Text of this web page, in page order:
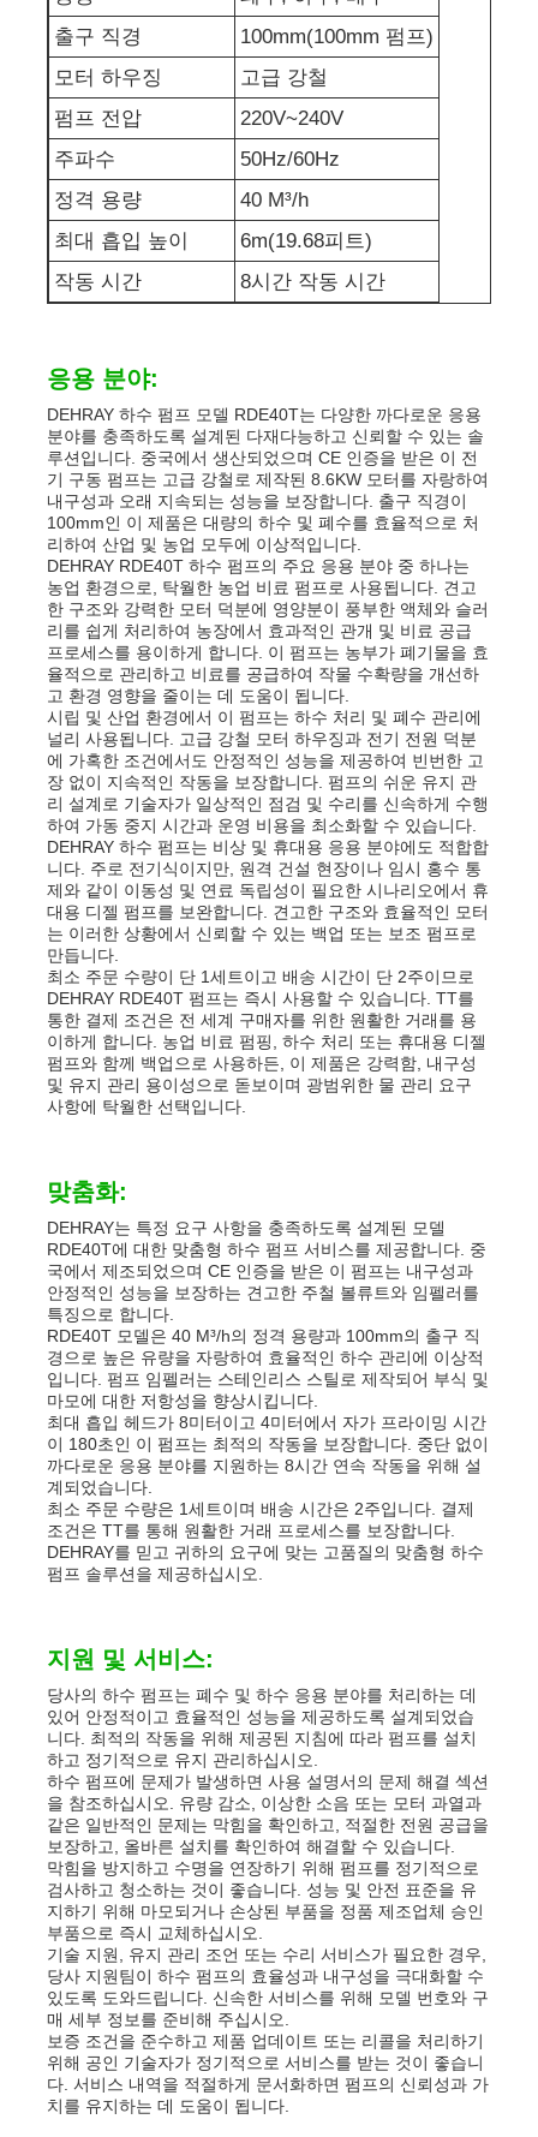
발전기 세트에 방음 장치를 하세요
가정용 생성기
덮개 발전기 세트
저소음 발생기
발전기 유지보수
용접 발전기 세트
발전기 디젤 엔진
하수 펌프
출구 직경
100mm(100mm 펌프)
모터 하우징
고급 강철
펌프 전압
220V~240V
주파수
50Hz/60Hz
정격 용량
40 M³/h
최대 흡입 높이
6m(19.68피트)
작동 시간
8시간 작동 시간
응용 분야:
DEHRAY 하수 펌프 모델 RDE40T는 다양한 까다로운 응용
분야를 충족하도록 설계된 다재다능하고 신뢰할 수 있는 솔
루션입니다. 중국에서 생산되었으며 CE 인증을 받은 이 전
기 구동 펌프는 고급 강철로 제작된 8.6KW 모터를 자랑하여
내구성과 오래 지속되는 성능을 보장합니다. 출구 직경이
100mm인 이 제품은 대량의 하수 및 폐수를 효율적으로 처
리하여 산업 및 농업 모두에 이상적입니다.
DEHRAY RDE40T 하수 펌프의 주요 응용 분야 중 하나는
농업 환경으로, 탁월한 농업 비료 펌프로 사용됩니다. 견고
한 구조와 강력한 모터 덕분에 영양분이 풍부한 액체와 슬러
리를 쉽게 처리하여 농장에서 효과적인 관개 및 비료 공급
프로세스를 용이하게 합니다. 이 펌프는 농부가 폐기물을 효
율적으로 관리하고 비료를 공급하여 작물 수확량을 개선하
고 환경 영향을 줄이는 데 도움이 됩니다.
시립 및 산업 환경에서 이 펌프는 하수 처리 및 폐수 관리에
널리 사용됩니다. 고급 강철 모터 하우징과 전기 전원 덕분
에 가혹한 조건에서도 안정적인 성능을 제공하여 빈번한 고
장 없이 지속적인 작동을 보장합니다. 펌프의 쉬운 유지 관
리 설계로 기술자가 일상적인 점검 및 수리를 신속하게 수행
하여 가동 중지 시간과 운영 비용을 최소화할 수 있습니다.
DEHRAY 하수 펌프는 비상 및 휴대용 응용 분야에도 적합합
니다. 주로 전기식이지만, 원격 건설 현장이나 임시 홍수 통
제와 같이 이동성 및 연료 독립성이 필요한 시나리오에서 휴
대용 디젤 펌프를 보완합니다. 견고한 구조와 효율적인 모터
는 이러한 상황에서 신뢰할 수 있는 백업 또는 보조 펌프로
만듭니다.
최소 주문 수량이 단 1세트이고 배송 시간이 단 2주이므로
DEHRAY RDE40T 펌프는 즉시 사용할 수 있습니다. TT를
통한 결제 조건은 전 세계 구매자를 위한 원활한 거래를 용
이하게 합니다. 농업 비료 펌핑, 하수 처리 또는 휴대용 디젤
펌프와 함께 백업으로 사용하든, 이 제품은 강력함, 내구성
및 유지 관리 용이성으로 돋보이며 광범위한 물 관리 요구
사항에 탁월한 선택입니다.
맞춤화:
DEHRAY는 특정 요구 사항을 충족하도록 설계된 모델
RDE40T에 대한 맞춤형 하수 펌프 서비스를 제공합니다. 중
국에서 제조되었으며 CE 인증을 받은 이 펌프는 내구성과
안정적인 성능을 보장하는 견고한 주철 볼류트와 임펠러를
특징으로 합니다.
RDE40T 모델은 40 M³/h의 정격 용량과 100mm의 출구 직
경으로 높은 유량을 자랑하여 효율적인 하수 관리에 이상적
입니다. 펌프 임펠러는 스테인리스 스틸로 제작되어 부식 및
마모에 대한 저항성을 향상시킵니다.
최대 흡입 헤드가 8미터이고 4미터에서 자가 프라이밍 시간
이 180초인 이 펌프는 최적의 작동을 보장합니다. 중단 없이
까다로운 응용 분야를 지원하는 8시간 연속 작동을 위해 설
계되었습니다.
최소 주문 수량은 1세트이며 배송 시간은 2주입니다. 결제
조건은 TT를 통해 원활한 거래 프로세스를 보장합니다.
DEHRAY를 믿고 귀하의 요구에 맞는 고품질의 맞춤형 하수
펌프 솔루션을 제공하십시오.
지원 및 서비스:
당사의 하수 펌프는 폐수 및 하수 응용 분야를 처리하는 데
있어 안정적이고 효율적인 성능을 제공하도록 설계되었습
니다. 최적의 작동을 위해 제공된 지침에 따라 펌프를 설치
하고 정기적으로 유지 관리하십시오.
하수 펌프에 문제가 발생하면 사용 설명서의 문제 해결 섹션
을 참조하십시오. 유량 감소, 이상한 소음 또는 모터 과열과
같은 일반적인 문제는 막힘을 확인하고, 적절한 전원 공급을
보장하고, 올바른 설치를 확인하여 해결할 수 있습니다.
막힘을 방지하고 수명을 연장하기 위해 펌프를 정기적으로
검사하고 청소하는 것이 좋습니다. 성능 및 안전 표준을 유
지하기 위해 마모되거나 손상된 부품을 정품 제조업체 승인
부품으로 즉시 교체하십시오.
기술 지원, 유지 관리 조언 또는 수리 서비스가 필요한 경우,
당사 지원팀이 하수 펌프의 효율성과 내구성을 극대화할 수
있도록 도와드립니다. 신속한 서비스를 위해 모델 번호와 구
매 세부 정보를 준비해 주십시오.
보증 조건을 준수하고 제품 업데이트 또는 리콜을 처리하기
위해 공인 기술자가 정기적으로 서비스를 받는 것이 좋습니
다. 서비스 내역을 적절하게 문서화하면 펌프의 신뢰성과 가
치를 유지하는 데 도움이 됩니다.